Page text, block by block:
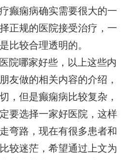
癫痫病确实需要很大的一
正规的医院接受治疗，一
比较合理透明的。
院哪家好些，以上这些内
友做的相关内容的介绍，
，但是癫痫病比较复杂，
要选择一家好医院，这样
弯路，现在有很多患者和
较迷茫，希望通过上文为